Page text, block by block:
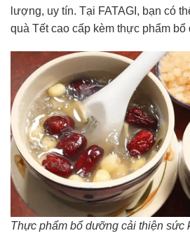
lượng, uy tín. Tại FATAGI, bạn có
quà Tết cao cấp kèm thực phẩm
Thực phẩm bổ dưỡng cải thiện sức